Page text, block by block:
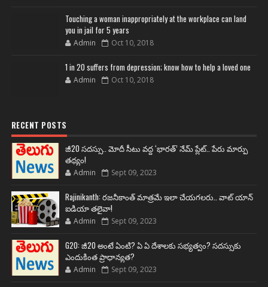
Touching a woman inappropriately at the workplace can land
you in jail for 5 years
Admin Oct 10, 2018
1 in 20 suffers from depression; know how to help a loved one
Admin Oct 10, 2018
RECENT POSTS
జీ20 సదస్సు.. మోదీ సీటు వద్ద ‘భారత్’ నేమ్ ప్లేట్‌.. పేరు మార్పు
తథ్యం!
Admin Sept 09, 2023
Rajinikanth: రజనీకాంత్ మాత్రమే ఇలా చేయగలరు.. వాట్ యాన్
ఐడియా తలైవా!
Admin Sept 09, 2023
G20: జీ20 అంటే ఏంటి? ఏ ఏ దేశాలకు సభ్యత్వం? సదస్సుకు
ఎందుకింత ప్రాధాన్యత?
Admin Sept 09, 2023